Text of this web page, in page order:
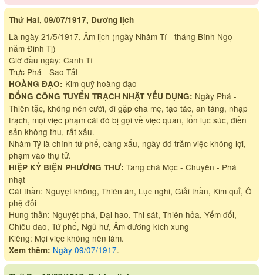
Thứ Hai, 09/07/1917, Dương lịch
Là ngày 21/5/1917, Âm lịch (ngày Nhâm Tí - tháng Bính Ngọ -
năm Đinh Tị)
Giờ đầu ngày: Canh Tí
Trực Phá - Sao Tất
HOÀNG ĐẠO: Kim quỹ hoàng đạo
ĐỔNG CÔNG TUYỂN TRẠCH NHẬT YẾU DỤNG: Ngày Phá -
Thiên tặc, không nên cưới, đi gặp cha mẹ, tạo tác, an táng, nhập
trạch, mọi việc phạm cái đó bị gọi về việc quan, tổn lục súc, điền
sản không thu, rất xấu.
Nhâm Tý là chính tứ phế, càng xấu, ngày đó trăm việc không lợi,
phạm vào thụ tử.
HIỆP KỶ BIỆN PHƯƠNG THƯ: Tang chá Mộc - Chuyên - Phá
nhật
Cát thần: Nguyệt không, Thiên ân, Lục nghi, Giải thần, Kim quỉ, Ô
phệ đối
Hung thần: Nguyệt phá, Dại hao, Thi sát, Thiên hỏa, Yếm đối,
Chiêu dao, Tứ phế, Ngũ hư, Âm dương kích xung
Kiêng: Mọi việc không nên làm.
Xem thêm: Ngày 09/07/1917.